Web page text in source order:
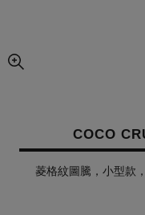
圖片的放大圖
COCO
菱格紋圖騰，小型款